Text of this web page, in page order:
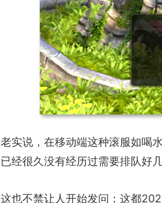
老实说，在移动端这种滚服如喝
已经很久没有经历过需要排队好
这也不禁让人开始发问：这都